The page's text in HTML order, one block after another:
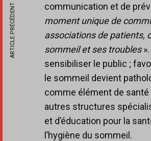
communication et de
moment unique de
associations de patients,
sommeil et ses troubles».
sensibiliser le public ;
le sommeil devient
comme élément de
autres structures
et d’éducation pour la
l’hygiène du sommeil.
ARTICLE PRÉCÉDENT